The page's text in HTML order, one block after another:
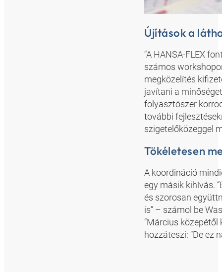
Újítások a
“A HANSA-FLEX
számos
megközelítés
javítani a
folyasztószer
további
szigetelőközeggel
Tökéletesen
A koordináció
egy másik kihívás.
és szorosan
is” – számol be
“Március
hozzáteszi: “De ez